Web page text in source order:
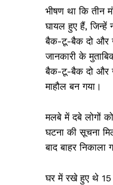
भीषण था कि तीन
घायल हुए हैं, जिन्हें
बैक-टू-बैक दो और
जानकारी के
बैक-टू-बैक दो और
माहौल बन गया।
मलबे में दबे लोगों
घटना की सूचना
बाद बाहर
घर में रखे हुए थे